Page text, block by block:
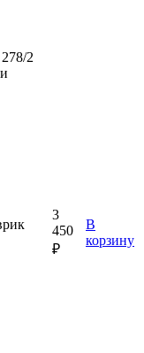
2
3
450
₽
В
корзину